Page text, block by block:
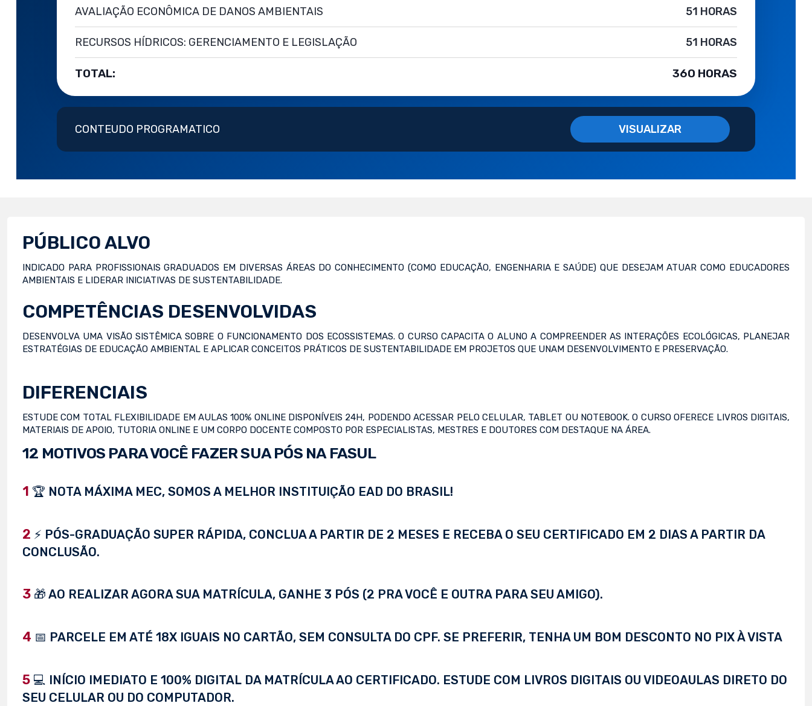
AVALIAÇÃO ECONÔMICA DE DANOS AMBIENTAIS 51 HORAS
RECURSOS HÍDRICOS: GERENCIAMENTO E LEGISLAÇÃO 51 HORAS
TOTAL: 360 HORAS
CONTEUDO PROGRAMATICO VISUALIZAR
PÚBLICO ALVO
INDICADO PARA PROFISSIONAIS GRADUADOS EM DIVERSAS ÁREAS DO CONHECIMENTO (COMO EDUCAÇÃO, ENGENHARIA E SAÚDE) QUE DESEJAM ATUAR COMO EDUCADORES
AMBIENTAIS E LIDERAR INICIATIVAS DE SUSTENTABILIDADE.
COMPETÊNCIAS DESENVOLVIDAS
DESENVOLVA UMA VISÃO SISTÊMICA SOBRE O FUNCIONAMENTO DOS ECOSSISTEMAS. O CURSO CAPACITA O ALUNO A COMPREENDER AS INTERAÇÕES ECOLÓGICAS, PLANEJAR
ESTRATÉGIAS DE EDUCAÇÃO AMBIENTAL E APLICAR CONCEITOS PRÁTICOS DE SUSTENTABILIDADE EM PROJETOS QUE UNAM DESENVOLVIMENTO E PRESERVAÇÃO.
DIFERENCIAIS
ESTUDE COM TOTAL FLEXIBILIDADE EM AULAS 100% ONLINE DISPONÍVEIS 24H, PODENDO ACESSAR PELO CELULAR, TABLET OU NOTEBOOK. O CURSO OFERECE LIVROS DIGITAIS,
MATERIAIS DE APOIO, TUTORIA ONLINE E UM CORPO DOCENTE COMPOSTO POR ESPECIALISTAS, MESTRES E DOUTORES COM DESTAQUE NA ÁREA.
12 MOTIVOS PARA VOCÊ FAZER SUA PÓS NA FASUL
1 🏆 NOTA MÁXIMA MEC, SOMOS A MELHOR INSTITUIÇÃO EAD DO BRASIL!
2 ⚡ PÓS-GRADUAÇÃO SUPER RÁPIDA, CONCLUA A PARTIR DE 2 MESES E RECEBA O SEU CERTIFICADO EM 2 DIAS A PARTIR DA
CONCLUSÃO.
3 🎁 AO REALIZAR AGORA SUA MATRÍCULA, GANHE 3 PÓS (2 PRA VOCÊ E OUTRA PARA SEU AMIGO).
4 📅 PARCELE EM ATÉ 18X IGUAIS NO CARTÃO, SEM CONSULTA DO CPF. SE PREFERIR, TENHA UM BOM DESCONTO NO PIX À VISTA
5 💻 INÍCIO IMEDIATO E 100% DIGITAL DA MATRÍCULA AO CERTIFICADO. ESTUDE COM LIVROS DIGITAIS OU VIDEOAULAS DIRETO DO
SEU CELULAR OU DO COMPUTADOR.